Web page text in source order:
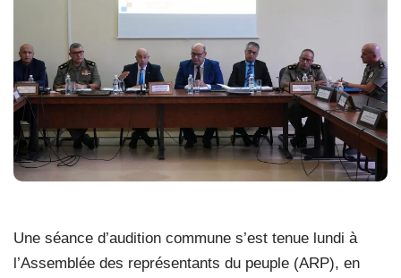
Une séance d’audition commune s’est tenue lundi à
l’Assemblée des représentants du peuple (ARP), en